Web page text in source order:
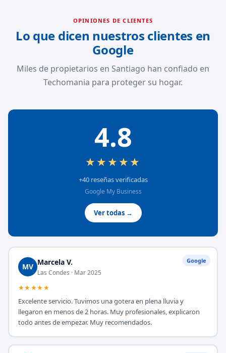
OPINIONES DE CLIENTES
Lo que dicen nuestros clientes en
Google
Miles de propietarios en Santiago han confiado en
Techomania para proteger su hogar.
4.8
★★★★★
+40 reseñas verificadas
Google My Business
Ver todas →
Google
MV Marcela V.
Las Condes · Mar 2025
★★★★★
Excelente servicio. Tuvimos una gotera en plena lluvia y
llegaron en menos de 2 horas. Muy profesionales, explicaron
todo antes de empezar. Muy recomendados.